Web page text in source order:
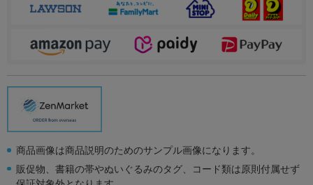
商品画像は商品説明のためのサンプル画像になります。
販促物、書籍の帯やぬいぐるみのタグ、コード類は原則付属せず